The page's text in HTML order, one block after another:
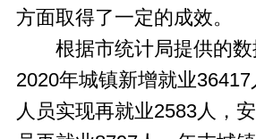
方面取得了一定的成效。
根据市统计局提供的数
2020年城镇新增就业
人员实现再就业2583人，